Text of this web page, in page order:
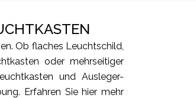
Ob flaches Leuchtschild,
oder mehrseitiger
und Ausleger-
Erfahren Sie hier mehr